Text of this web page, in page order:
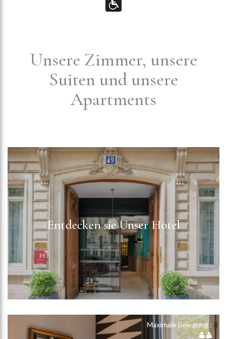
Unsere Zimmer, unsere
Suiten und unsere
Apartments
Entdecken sie Unser Hotel
Maximale Belegung :